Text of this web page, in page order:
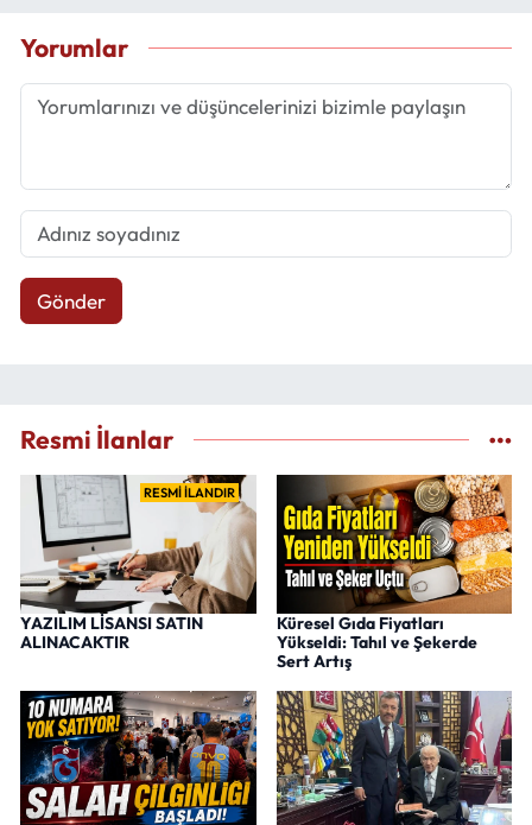
Yorumlar
Gönder
Resmi İlanlar
RESMİ İLANDIR
YAZILIM LİSANSI SATIN
ALINACAKTIR
Küresel Gıda Fiyatları
Yükseldi: Tahıl ve Şekerde
Sert Artış